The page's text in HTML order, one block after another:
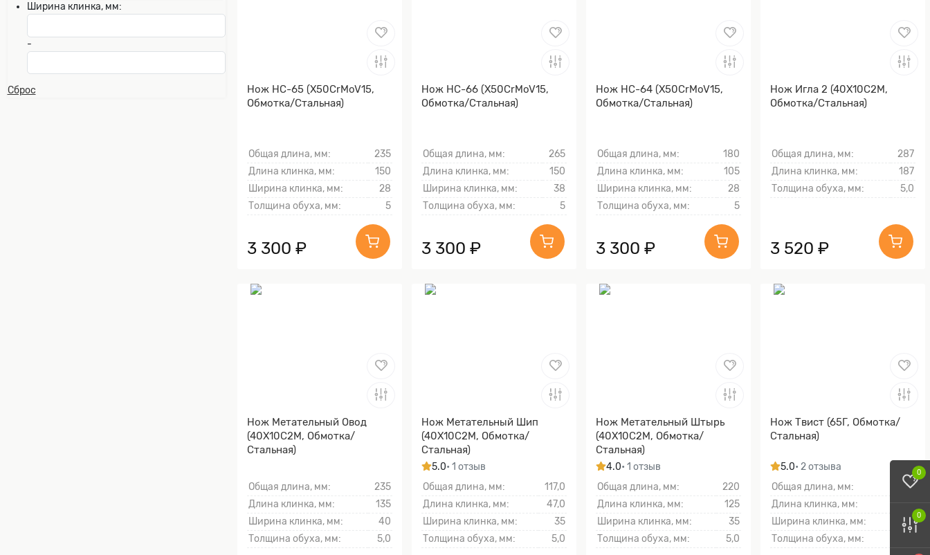
0
0
Ширина клинка, мм:
-
Сброс
Нож НС-65 (X50CrMoV15,
Обмотка/Стальная)
Общая длина, мм:
235
Длина клинка, мм:
150
Ширина клинка, мм:
28
Толщина обуха, мм:
5
3 300 ₽
Нож НС-66 (X50CrMoV15,
Обмотка/Стальная)
Общая длина, мм:
265
Длина клинка, мм:
150
Ширина клинка, мм:
38
Толщина обуха, мм:
5
3 300 ₽
Нож НС-64 (X50CrMoV15,
Обмотка/Стальная)
Общая длина, мм:
180
Длина клинка, мм:
105
Ширина клинка, мм:
28
Толщина обуха, мм:
5
3 300 ₽
Нож Игла 2 (40Х10С2М,
Обмотка/Стальная)
Общая длина, мм:
287
Длина клинка, мм:
187
Толщина обуха, мм:
5,0
3 520 ₽
Нож Метательный Овод
(40Х10С2М, Обмотка/
Стальная)
Общая длина, мм:
235
Длина клинка, мм:
135
Ширина клинка, мм:
40
Толщина обуха, мм:
5,0
Нож Метательный Шип
(40Х10С2М, Обмотка/
Стальная)
5.0• 1 отзыв
Общая длина, мм:
117,0
Длина клинка, мм:
47,0
Ширина клинка, мм:
35
Толщина обуха, мм:
5,0
Нож Метательный Штырь
(40Х10С2М, Обмотка/
Стальная)
4.0• 1 отзыв
Общая длина, мм:
220
Длина клинка, мм:
125
Ширина клинка, мм:
35
Толщина обуха, мм:
5,0
Нож Твист (65Г, Обмотка/
Стальная)
5.0• 2 отзыва
Общая длина, мм:
260
Длина клинка, мм:
Ширина клинка, мм:
35
Толщина обуха, мм: